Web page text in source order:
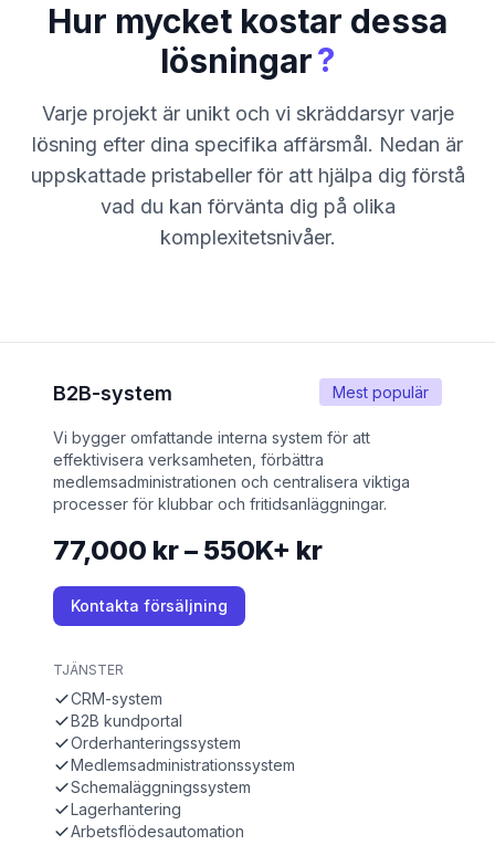
Hur mycket kostar dessa
lösningar?
Varje projekt är unikt och vi skräddarsyr varje
lösning efter dina specifika affärsmål. Nedan är
uppskattade pristabeller för att hjälpa dig förstå
vad du kan förvänta dig på olika
komplexitetsnivåer.
Mest populär
B2B-system
Vi bygger omfattande interna system för att
effektivisera verksamheten, förbättra
medlemsadministrationen och centralisera viktiga
processer för klubbar och fritidsanläggningar.
77,000 kr – 550K+ kr
Kontakta försäljning
TJÄNSTER
CRM-system
B2B kundportal
Orderhanteringssystem
Medlemsadministrationssystem
Schemaläggningssystem
Lagerhantering
Arbetsflödesautomation